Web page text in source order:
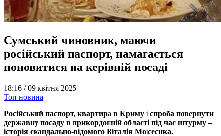
Сумський чиновник, маючи
російський паспорт, намагається
поновитися на керівній посаді
18:16 /09 квітня 2025
Топ новина
Російський паспорт, квартира в Криму і спроба повернути
державну посаду в прикордонній області під час штурму –
історія скандально-відомого Віталія Моісеєнка.